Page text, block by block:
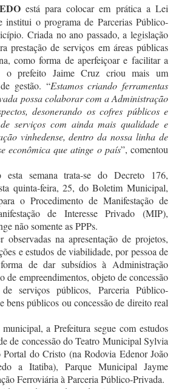
está para colocar em prática a Lei
institui o programa de Parcerias Público-
Criada no ano passado, a legislação
prestação de serviços em áreas públicas
como forma de aperfeiçoar e facilitar a
o prefeito Jaime Cruz criou mais um
gestão. “Estamos criando ferramentas
possa colaborar com a Administração
desonerando os cofres públicos e
serviços com ainda mais qualidade e
vinhedense, dentro da nossa linha de
econômica que atinge o país”, comentou
esta semana trata-se do Decreto 176,
quinta-feira, 25, do Boletim Municipal,
o Procedimento de Manifestação de
de Interesse Privado (MIP),
não somente as PPPs.
observadas na apresentação de projetos,
e estudos de viabilidade, por pessoa de
de dar subsídios à Administração
de empreendimentos, objeto de concessão
serviços públicos, Parceria Público-
bens públicos ou concessão de direito real
a Prefeitura segue com estudos
de concessão do Teatro Municipal Sylvia
do Cristo (na Rodovia Edenor João
a Itatiba), Parque Municipal Jayme
Ferroviária à Parceria Público-Privada.